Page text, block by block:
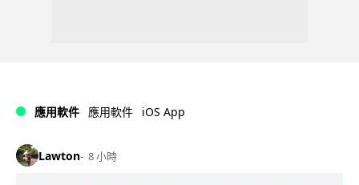
應用軟件 應用軟件 iOS App
Lawton 8 小時